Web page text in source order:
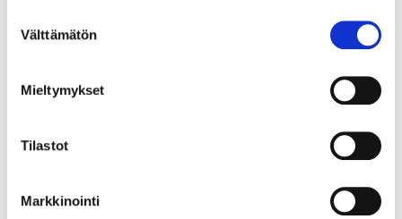
valinta
Välttämätön
Mieltymykset
Tilastot
Markkinointi
Media card